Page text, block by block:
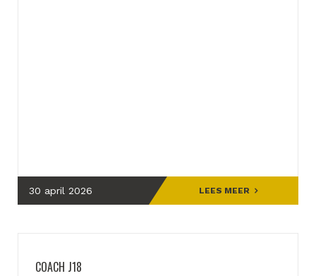
30 april 2026 LEES MEER
COACH J18